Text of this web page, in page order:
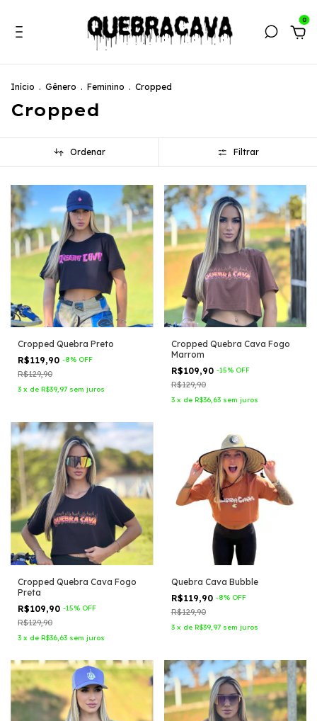
0
Início . Gênero . Feminino . Cropped
Cropped
Ordenar Filtrar
Cropped Quebra Preto
R$119,90 -8% OFF
R$129,90
3 x de R$39,97 sem juros
Cropped Quebra Cava Fogo
Marrom
R$109,90 -15% OFF
R$129,90
3 x de R$36,63 sem juros
Cropped Quebra Cava Fogo
Preta
R$109,90 -15% OFF
R$129,90
3 x de R$36,63 sem juros
Quebra Cava Bubble
R$119,90 -8% OFF
R$129,90
3 x de R$39,97 sem juros